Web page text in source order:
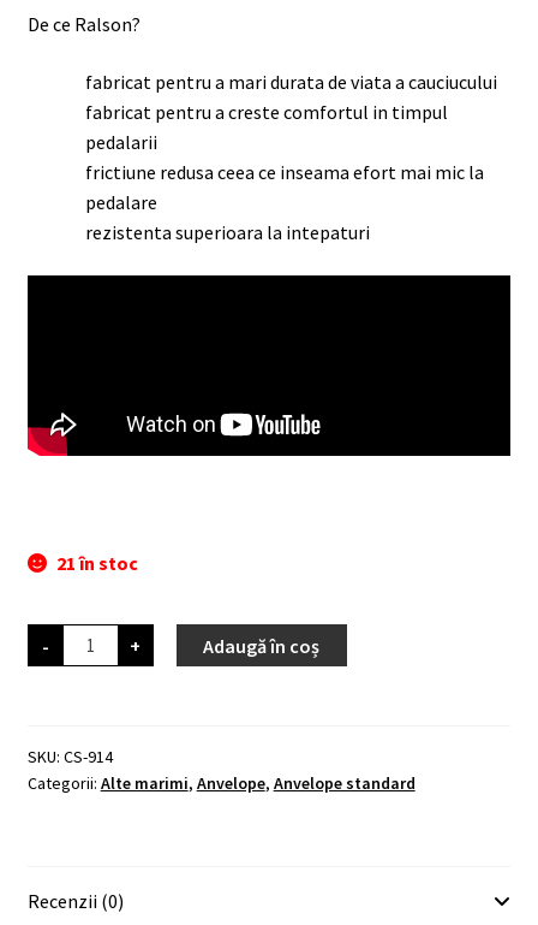
De ce Ralson?
fabricat pentru a mari durata de viata a cauciucului
fabricat pentru a creste comfortul in timpul
pedalarii
frictiune redusa ceea ce inseama efort mai mic la
pedalare
rezistenta superioara la intepaturi
21 în stoc
-
Cantitate
Ralson
Grasshopper
x
2
+ Adaugă în coș
SKU: CS-914
Categorii: Alte marimi, Anvelope, Anvelope standard
Recenzii (0)